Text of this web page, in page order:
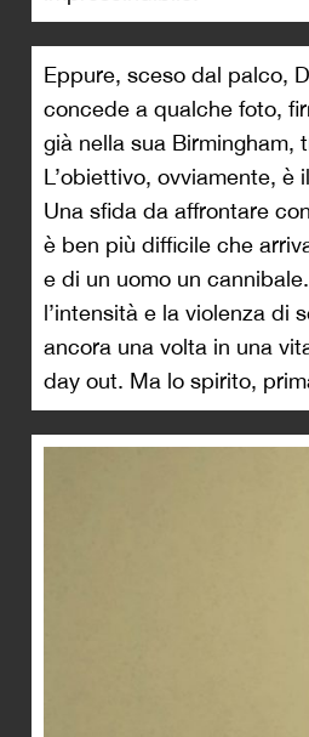
Eppure, sceso dal palco,
concede a qualche foto,
già nella sua Birmingham,
L’obiettivo, ovviamente,
Una sfida da affrontare
è ben più difficile che
e di un uomo un
l’intensità e la violenza di
ancora una volta in una
day out. Ma lo spirito,